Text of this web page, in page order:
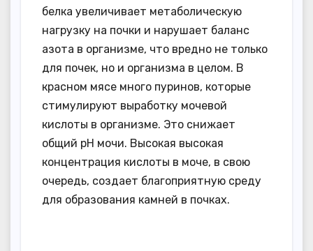
белка увеличивает метаболическую
нагрузку на почки и нарушает баланс
азота в организме, что вредно не только
для почек, но и организма в целом. В
красном мясе много пуринов, которые
стимулируют выработку мочевой
кислоты в организме. Это снижает
общий pH мочи. Высокая высокая
концентрация кислоты в моче, в свою
очередь, создает благоприятную среду
для образования камней в почках.